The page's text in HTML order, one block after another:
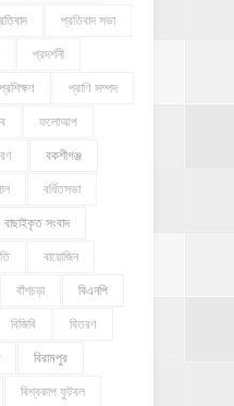
প্রতিবাদ সভা
প্রদর্শনী
প্রশিক্ষণ প্রাণি সম্পদ
ফলোআপ
বকশীগঞ্জ
বর্ধিতসভা
বাছাইকৃত সংবাদ
বায়োজিন
বাঁশচড়া বিএনপি
বিজিবি বিতরণ
বিরামপুর
বিশ্বকাপ ফুটবল